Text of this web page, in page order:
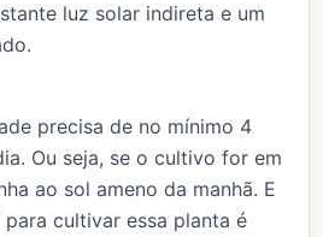
luz solar indireta e um
precisa de no mínimo 4
Ou seja, se o cultivo for em
ao sol ameno da manhã. E
cultivar essa planta é